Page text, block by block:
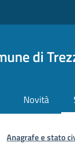
di
Novità
pane
Anagrafe e stato